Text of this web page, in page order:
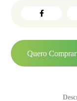
Quero Comprar